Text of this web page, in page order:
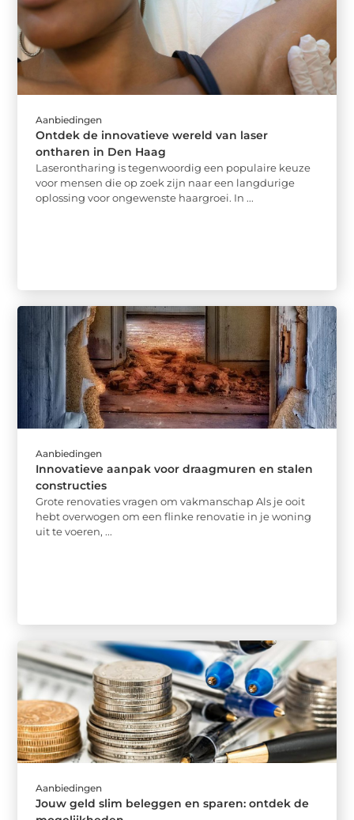
Aanbiedingen
Ontdek de innovatieve wereld van laser
ontharen in Den Haag
Laserontharing is tegenwoordig een populaire keuze
voor mensen die op zoek zijn naar een langdurige
oplossing voor ongewenste haargroei. In ...
Aanbiedingen
Innovatieve aanpak voor draagmuren en stalen
constructies
Grote renovaties vragen om vakmanschap Als je ooit
hebt overwogen om een flinke renovatie in je woning
uit te voeren, ...
Aanbiedingen
Jouw geld slim beleggen en sparen: ontdek de